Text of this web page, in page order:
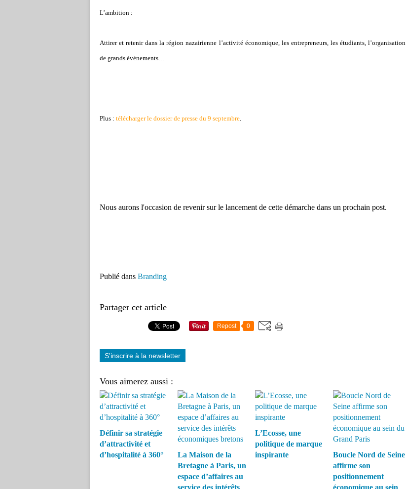
L’ambition :
Attirer et retenir dans la région nazairienne l’activité économique, les entrepreneurs, les étudiants, l’organisation
de grands évènements…
Plus : télécharger le dossier de presse du 9 septembre.
Nous aurons l'occasion de revenir sur le lancement de cette démarche dans un prochain post.
Publié dans Branding
Partager cet article
Repost 0
S'inscrire à la newsletter
Vous aimerez aussi :
Définir sa stratégie
d’attractivité et
d’hospitalité à 360°
La Maison de la
Bretagne à Paris, un
espace d’affaires au
service des intérêts
L’Ecosse, une
politique de marque
inspirante
Boucle Nord de Seine
affirme son
positionnement
économique au sein